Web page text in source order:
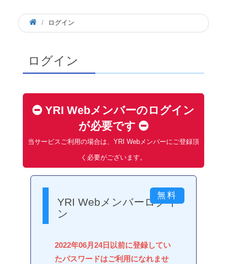
ログイン
ログイン
YRI Webメンバーのログイン
が必要です
当サービスご利用の場合は、YRI Webメンバーにご登録頂
く必要がございます。
YRI Webメンバーログイ
ン
2022年06月24日以前に登録してい
たパスワードはご利用になれませ